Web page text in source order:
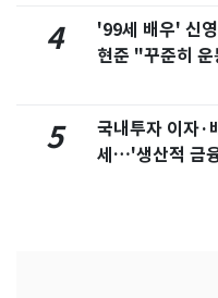
4
'99세 배우' 신
현준 "꾸준히 운
5
국내투자 이자·
세…'생산적 금